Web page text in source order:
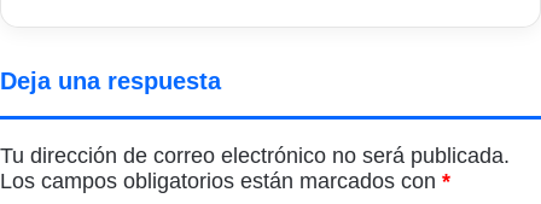
la
Deja una respuesta
Tu dirección de correo electrónico no será publicada.
Los campos obligatorios están marcados con *